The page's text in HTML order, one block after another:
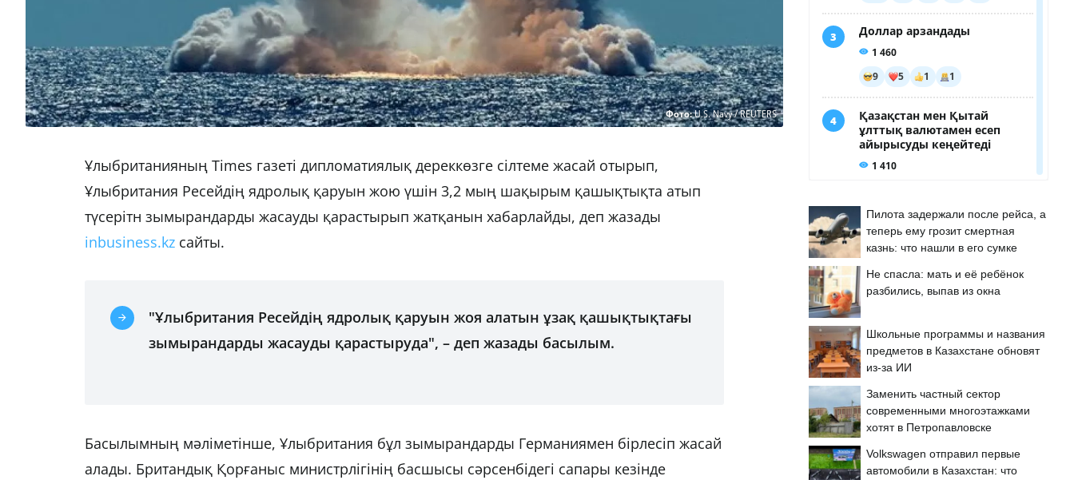
Фото:U.S. Navy / REUTERS
Ұлыбританияның Times газеті дипломатиялық дереккөзге сілтеме жасай отырып,
Ұлыбритания Ресейдің ядролық қаруын жою үшін 3,2 мың шақырым қашықтықта атып
түсерітн зымырандарды жасауды қарастырып жатқанын хабарлайды, деп жазады
inbusiness.kz сайты.
"Ұлыбритания Ресейдің ядролық қаруын жоя алатын ұзақ қашықтықтағы
зымырандарды жасауды қарастыруда", – деп жазады басылым.
Басылымның мәліметінше, Ұлыбритания бұл зымырандарды Германиямен бірлесіп жасай
алады. Британдық Қорғаныс министрлігінің басшысы сәрсенбідегі сапары кезінде
Пилота задержали после рейса, а
теперь ему грозит смертная
казнь: что нашли в его сумке
Не спасла: мать и её ребёнок
разбились, выпав из окна
Школьные программы и названия
предметов в Казахстане обновят
из-за ИИ
Заменить частный сектор
современными многоэтажками
хотят в Петропавловске
Volkswagen отправил первые
автомобили в Казахстан: что